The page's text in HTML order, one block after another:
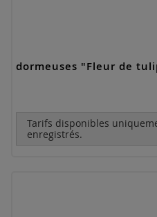
dormeuses "Fleur de
Tarifs disponibles
enregistrés.